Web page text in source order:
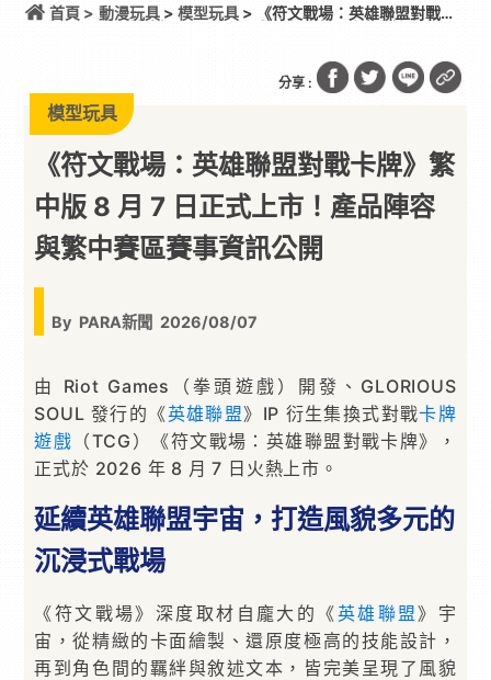
首頁 > 動漫玩具> 模型玩具> 《符文戰場：英雄聯盟對戰卡
分享 :
模型玩具
《符文戰場：英雄聯盟對戰卡牌》繁
中版 8 月 7 日正式上市！產品陣容
與繁中賽區賽事資訊公開
By PARA新聞 2026/08/07
由 Riot Games（拳頭遊戲）開發、GLORIOUS
SOUL 發行的《英雄聯盟》IP 衍生集換式對戰卡牌
遊戲 （TCG）《符文戰場：英雄聯盟對戰卡牌》，
正式於 2026 年 8 月 7 日火熱上市。
延續英雄聯盟宇宙，打造風貌多元的
沉浸式戰場
《符文戰場》深度取材自龐大的《英雄聯盟》宇
宙，從精緻的卡面繪製、還原度極高的技能設計，
再到角色間的羈絆與敘述文本，皆完美呈現了風貌